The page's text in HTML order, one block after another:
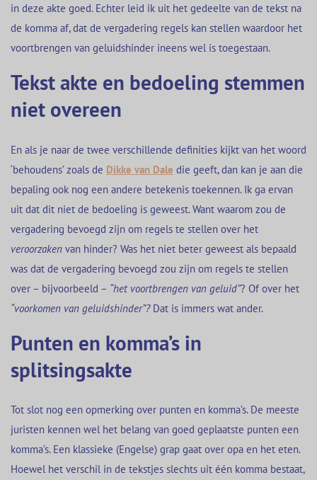
in deze akte goed. Echter leid ik uit het gedeelte van de tekst na
de komma af, dat de vergadering regels kan stellen waardoor het
voortbrengen van geluidshinder ineens wel is toegestaan.
Tekst akte en bedoeling stemmen
niet overeen
En als je naar de twee verschillende definities kijkt van het woord
‘behoudens’ zoals de Dikke van Dale die geeft, dan kan je aan die
bepaling ook nog een andere betekenis toekennen. Ik ga ervan
uit dat dit niet de bedoeling is geweest. Want waarom zou de
vergadering bevoegd zijn om regels te stellen over het
veroorzaken van hinder? Was het niet beter geweest als bepaald
was dat de vergadering bevoegd zou zijn om regels te stellen
over – bijvoorbeeld – “het voortbrengen van geluid”? Of over het
“voorkomen van geluidshinder”?Dat is immers wat ander.
Punten en komma’s in
splitsingsakte
Tot slot nog een opmerking over punten en komma’s. De meeste
juristen kennen wel het belang van goed geplaatste punten een
komma’s. Een klassieke (Engelse) grap gaat over opa en het eten.
Hoewel het verschil in de tekstjes slechts uit één komma bestaat,